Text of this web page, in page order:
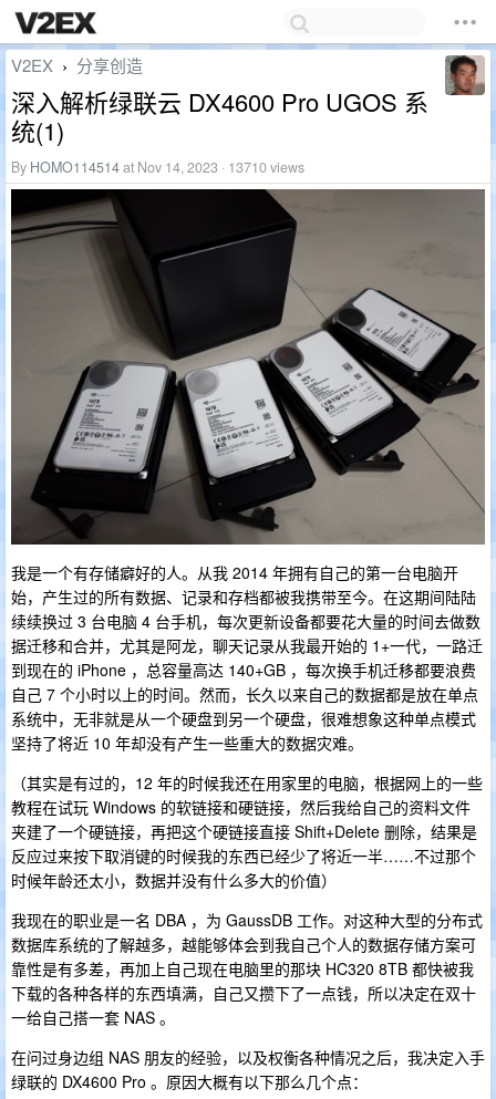
V2EX › 分享创造
深入解析绿联云 DX4600 Pro UGOS 系
统(1)
By HOMO114514at Nov 14, 2023 · 13710 views
我是一个有存储癖好的人。从我 2014 年拥有自己的第一台电脑开
始，产生过的所有数据、记录和存档都被我携带至今。在这期间陆陆
续续换过 3 台电脑 4 台手机，每次更新设备都要花大量的时间去做数
据迁移和合并，尤其是阿龙，聊天记录从我最开始的 1+一代，一路迁
到现在的 iPhone ，总容量高达 140+GB ，每次换手机迁移都要浪费
自己 7 个小时以上的时间。然而，长久以来自己的数据都是放在单点
系统中，无非就是从一个硬盘到另一个硬盘，很难想象这种单点模式
坚持了将近 10 年却没有产生一些重大的数据灾难。
（其实是有过的，12 年的时候我还在用家里的电脑，根据网上的一些
教程在试玩 Windows 的软链接和硬链接，然后我给自己的资料文件
夹建了一个硬链接，再把这个硬链接直接 Shift+Delete 删除，结果是
反应过来按下取消键的时候我的东西已经少了将近一半……不过那个
时候年龄还太小，数据并没有什么多大的价值）
我现在的职业是一名 DBA ，为 GaussDB 工作。对这种大型的分布式
数据库系统的了解越多，越能够体会到我自己个人的数据存储方案可
靠性是有多差，再加上自己现在电脑里的那块 HC320 8TB 都快被我
下载的各种各样的东西填满，自己又攒下了一点钱，所以决定在双十
一给自己搭一套 NAS 。
在问过身边组 NAS 朋友的经验，以及权衡各种情况之后，我决定入手
绿联的 DX4600 Pro 。原因大概有以下那么几个点：